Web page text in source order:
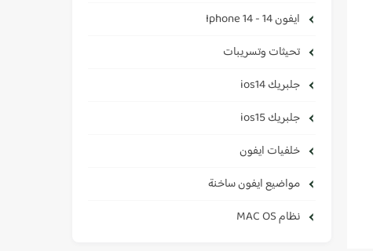
ايفون 14 - Iphone 14
تحيثات وتسريبات
جلبريك ios14
جلبريك ios15
خلفيات ايفون
مواضيع ايفون ساخنة
نظام MAC OS